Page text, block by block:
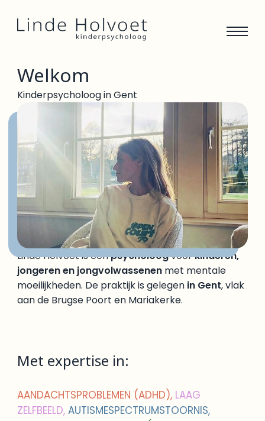
Welkom
Kinderpsycholoog in Gent
Linde Holvoet is eenpsycholoogvoorkinderen,
jongeren en jongvolwassenenmet mentale
moeilijkheden. De praktijk is gelegen in Gent, vlak
aan de Brugse Poort en Mariakerke.
Met expertise in:
AANDACHTSPROBLEMEN (ADHD), LAAG
ZELFBEELD, AUTISMESPECTRUMSTOORNIS,